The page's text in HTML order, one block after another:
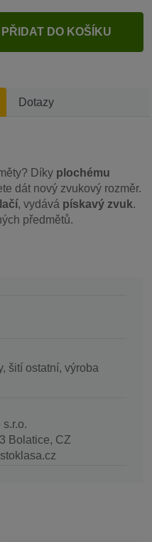
PŘIDAT DO KOŠÍKU
Dotazy
Díky plochému
dát nový zvukový rozměr.
, vydává pískavý zvuk.
předmětů.
šití ostatní, výroba
Bolatice, CZ